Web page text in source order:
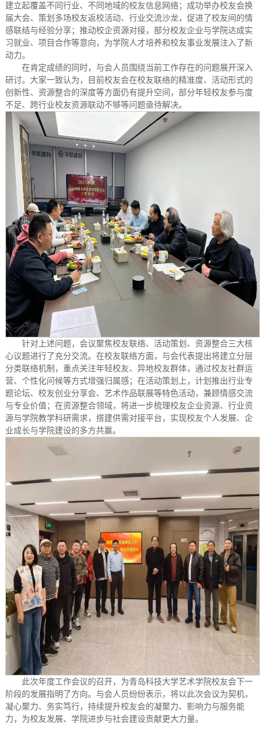
建立起覆盖不同行业、不同地域的校友信息网络；成功举办校友会换
届大会、策划多场校友返校活动、行业交流沙龙，促进了校友间的情
感联结与经验分享；推动校企资源对接，部分校友企业与学院达成实
习就业、项目合作等意向，为学院人才培养和校友事业发展注入了新
动力。
在肯定成绩的同时，与会人员围绕当前工作存在的问题展开深入
研讨。大家一致认为，目前校友会在校友联络的精准度、活动形式的
创新性、资源整合的深度等方面仍有提升空间，部分年轻校友参与度
不足、跨行业校友资源联动不够等问题亟待解决。
针对上述问题，会议聚焦校友联络、活动策划、资源整合三大核
心议题进行了充分交流。在校友联络方面，与会代表提出将建立分层
分类联络机制，重点关注年轻校友、异地校友群体，通过校友社群运
营、个性化问候等方式增强归属感；在活动策划上，计划推出行业专
题论坛、校友创业分享会、艺术作品联展等特色活动，兼顾情感交流
与专业价值；在资源整合领域，将进一步梳理校友企业资源、行业资
源与学院教学科研需求，搭建供需对接平台，实现校友个人发展、企
业成长与学院建设的多方共赢。
此次年度工作会议的召开，为青岛科技大学艺术学院校友会下一
阶段的发展指明了方向。与会人员纷纷表示，将以此次会议为契机，
凝心聚力、务实笃行，持续提升校友会的凝聚力、影响力与服务能
力，为校友发展、学院进步与社会建设贡献更大力量。